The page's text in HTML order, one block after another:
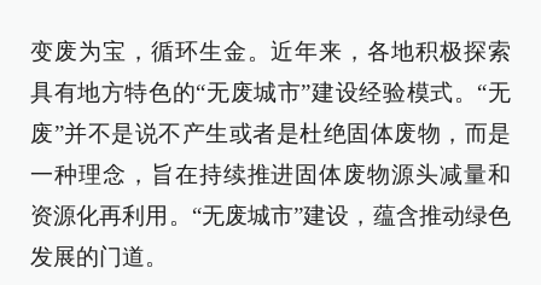
变废为宝，循环生金。近年来，各地积极探索
具有地方特色的“无废城市”建设经验模式。“无
废”并不是说不产生或者是杜绝固体废物，而是
一种理念，旨在持续推进固体废物源头减量和
资源化再利用。“无废城市”建设，蕴含推动绿色
发展的门道。